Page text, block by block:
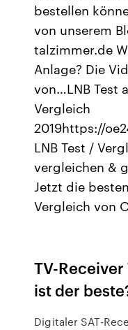
bestellen
von unserem
talzimmer.de
Anlage? Die
von…LNB Test
Vergleich
2019https://
LNB Test /
vergleichen &
Jetzt die
Vergleich von
TV-
ist der
Digitaler SAT-